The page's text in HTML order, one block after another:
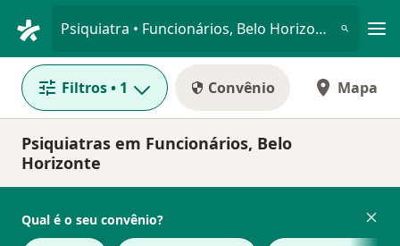
Psiquiatra • Funcionários, Belo Horizonte, Minas Gerais MG
Filtros• 1 Convênio Mapa
Psiquiatras em Funcionários, Belo
Horizonte
Qual é o seu convênio?